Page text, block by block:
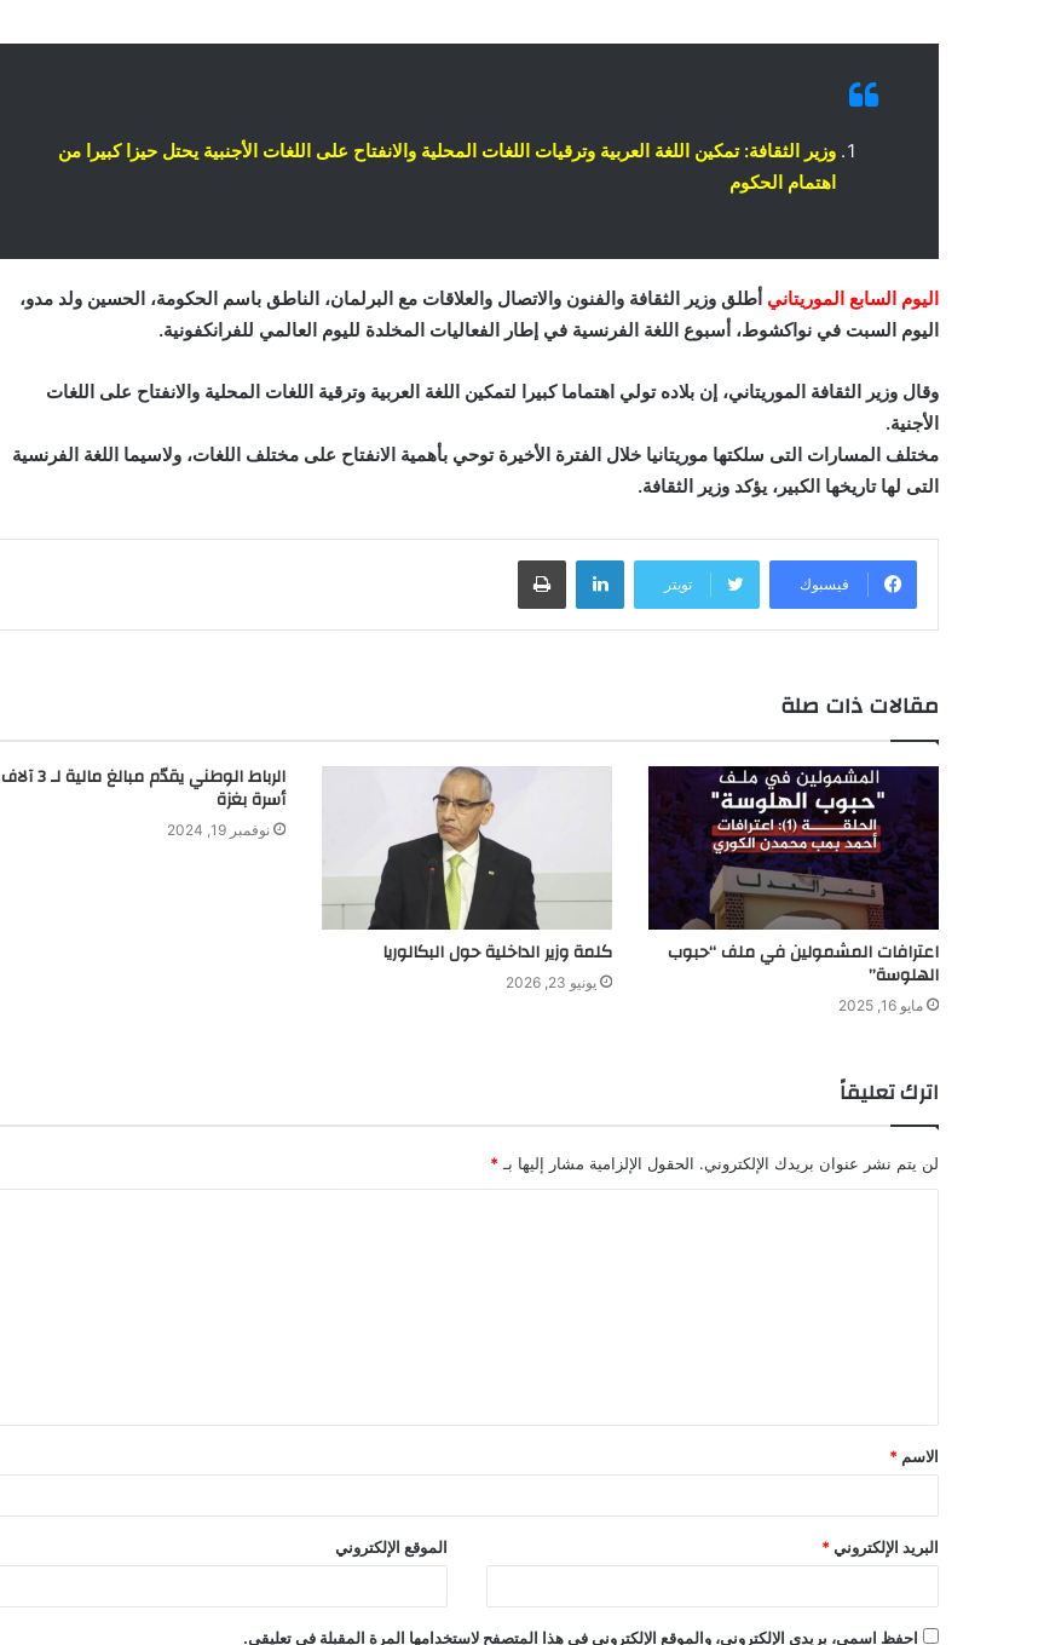
وزير الثقافة: تمكين اللغة العربية وترقيات اللغات المحلية والانفتاح على اللغات الأجنبية يحتل حيزا كبيرا من
اهتمام الحكوم
اليوم السابع الموريتاني أطلق وزير الثقافة والفنون والاتصال والعلاقات مع البرلمان، الناطق باسم الحكومة، الحسين ولد مدو،
اليوم السبت في نواكشوط، أسبوع اللغة الفرنسية في إطار الفعاليات المخلدة لليوم العالمي للفرانكفونية.
وقال وزير الثقافة الموريتاني، إن بلاده تولي اهتماما كبيرا لتمكين اللغة العربية وترقية اللغات المحلية والانفتاح على اللغات
الأجنية.
مختلف المسارات التى سلكتها موريتانيا خلال الفترة الأخيرة توحي بأهمية الانفتاح على مختلف اللغات، ولاسيما اللغة الفرنسية
التى لها تاريخها الكبير، يؤكد وزير الثقافة.
فيسبوك تويتر
لينكدإن
مقالات ذات صلة
اعترافات المشمولين في ملف “حبوب
الهلوسة”
مايو 16, 2025
كلمة وزير الداخلية حول البكالوريا
يونيو 23, 2026
الرباط الوطني يقدّم مبالغ مالية لـ 3 آلاف
أسرة بغزة
نوفمبر 19, 2024
اترك تعليقاً
لن يتم نشر عنوان بريدك الإلكتروني. الحقول الإلزامية مشار إليها بـ *
ق
*
الاسم *
البريد الإلكتروني * الموقع الإلكتروني
احفظ اسمي، بريدي الإلكتروني، والموقع الإلكتروني في هذا المتصفح لاستخدامها المرة المقبلة في تعليقي.